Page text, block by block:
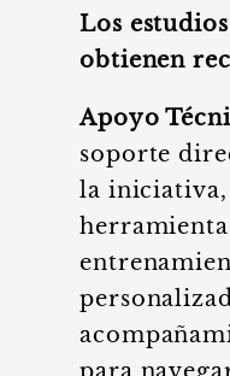
Los
obtienen
Apoyo
soporte
la iniciativa,